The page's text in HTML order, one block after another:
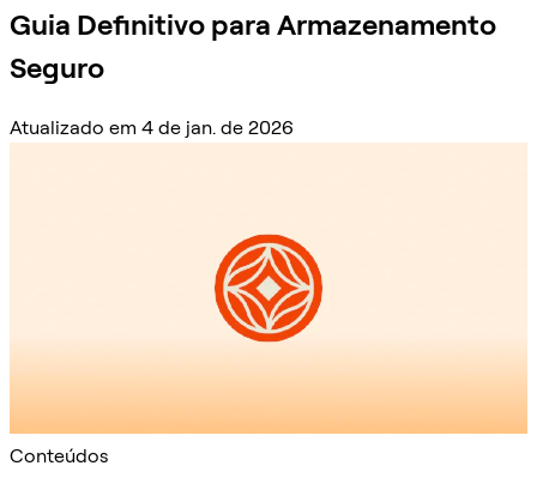
Guia Definitivo para Armazenamento
Seguro
Atualizado em 4 de jan. de 2026
Conteúdos